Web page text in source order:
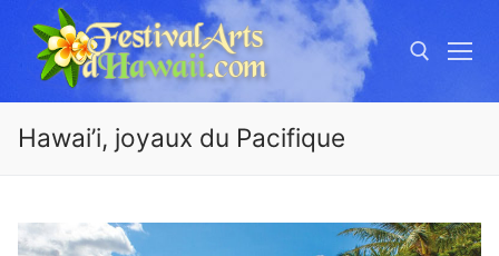
contenu
Rechercher :
Hawai’i, joyaux du Pacifique